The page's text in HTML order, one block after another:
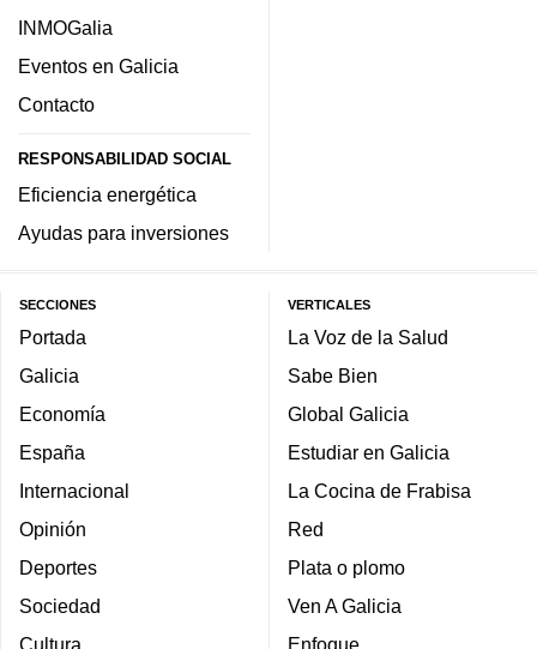
INMOGalia
Eventos en Galicia
Contacto
RESPONSABILIDAD SOCIAL
Eficiencia energética
Ayudas para inversiones
SECCIONES
Portada
Galicia
Economía
España
Internacional
Opinión
Deportes
Sociedad
Cultura
VERTICALES
La Voz de la Salud
Sabe Bien
Global Galicia
Estudiar en Galicia
La Cocina de Frabisa
Red
Plata o plomo
Ven A Galicia
Enfoque